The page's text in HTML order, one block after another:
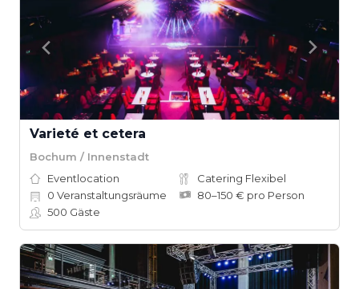
Varieté et cetera
Bochum / Innenstadt
Eventlocation
Catering Flexibel
0 Veranstaltungsräume
80–150 € pro Person
500 Gäste